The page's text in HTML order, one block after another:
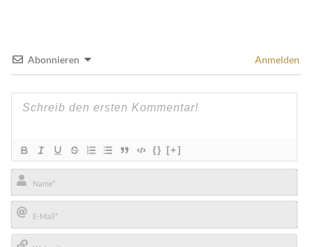
Abonnieren Anmelden
{} [+]
Name*
E-